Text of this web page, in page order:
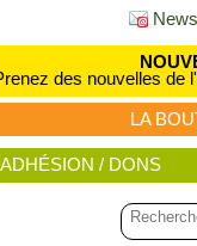
des nouvelles de
LA
ADHÉSION / DONS